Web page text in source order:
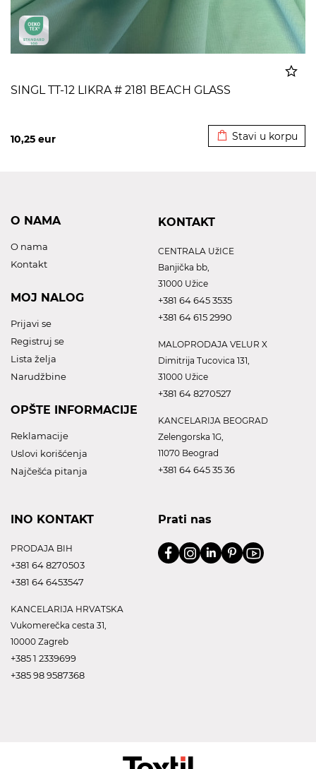
SINGL TT-12 LIKRA # 2181 BEACH GLASS
10,25 eur Stavi u korpu
O NAMA
O nama
Kontakt
MOJ NALOG
Prijavi se
Registruj se
Lista želja
Narudžbine
OPŠTE INFORMACIJE
Reklamacije
Uslovi korišćenja
Najčešća pitanja
KONTAKT
CENTRALA UžICE
Banjička bb,
31000 Užice
+381 64 645 3535
+381 64 615 2990
MALOPRODAJA VELUR X
Dimitrija Tucovica 131,
31000 Užice
+381 64 8270527
KANCELARIJA BEOGRAD
Zelengorska 1G,
11070 Beograd
+381 64 645 35 36
INO KONTAKT
PRODAJA BIH
+381 64 8270503
+381 64 6453547
KANCELARIJA HRVATSKA
Vukomerečka cesta 31,
10000 Zagreb
+385 1 2339699
+385 98 9587368
Prati nas